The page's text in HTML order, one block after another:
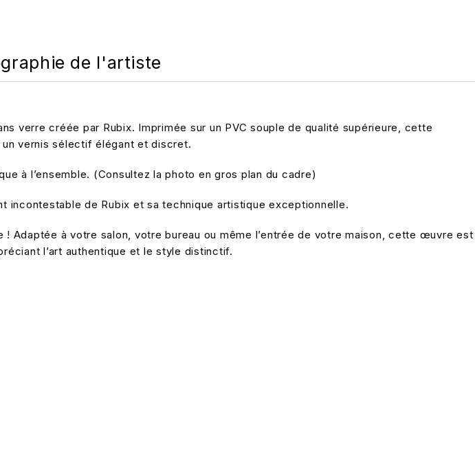
de l'artiste
verre créée par Rubix. Imprimée sur un PVC souple de qualité supérieure, cette
vernis sélectif élégant et discret.
à l’ensemble. (Consultez la photo en gros plan du cadre)
incontestable de Rubix et sa technique artistique exceptionnelle.
Adaptée à votre salon, votre bureau ou même l’entrée de votre maison, cette œuvre est
l’art authentique et le style distinctif.